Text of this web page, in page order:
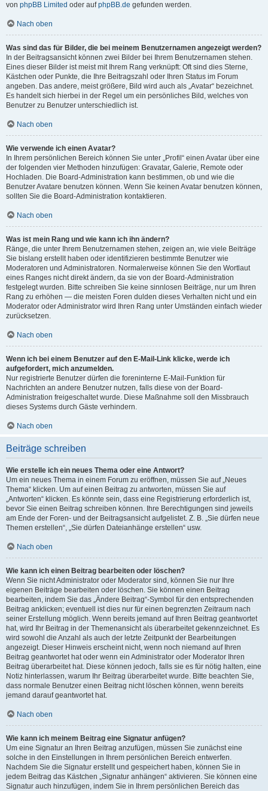
von phpBB Limited oder aufphpBB.de gefunden werden.
Nach oben
Was sind das für Bilder, die bei meinem Benutzernamen angezeigt werden?
In der Beitragsansicht können zwei Bilder bei Ihrem Benutzernamen stehen.
Eines dieser Bilder ist meist mit Ihrem Rang verknüpft: Oft sind dies Sterne,
Kästchen oder Punkte, die Ihre Beitragszahl oder Ihren Status im Forum
angeben. Das andere, meist größere, Bild wird auch als „Avatar“ bezeichnet.
Es handelt sich hierbei in der Regel um ein persönliches Bild, welches von
Benutzer zu Benutzer unterschiedlich ist.
Nach oben
Wie verwende ich einen Avatar?
In Ihrem persönlichen Bereich können Sie unter „Profil“ einen Avatar über eine
der folgenden vier Methoden hinzufügen: Gravatar, Galerie, Remote oder
Hochladen. Die Board-Administration kann bestimmen, ob und wie die
Benutzer Avatare benutzen können. Wenn Sie keinen Avatar benutzen können,
sollten Sie die Board-Administration kontaktieren.
Nach oben
Was ist mein Rang und wie kann ich ihn ändern?
Ränge, die unter Ihrem Benutzernamen stehen, zeigen an, wie viele Beiträge
Sie bislang erstellt haben oder identifizieren bestimmte Benutzer wie
Moderatoren und Administratoren. Normalerweise können Sie den Wortlaut
eines Ranges nicht direkt ändern, da sie von der Board-Administration
festgelegt wurden. Bitte schreiben Sie keine sinnlosen Beiträge, nur um Ihren
Rang zu erhöhen — die meisten Foren dulden dieses Verhalten nicht und ein
Moderator oder Administrator wird Ihren Rang unter Umständen einfach wieder
zurücksetzen.
Nach oben
Wenn ich bei einem Benutzer auf den E-Mail-Link klicke, werde ich
aufgefordert, mich anzumelden.
Nur registrierte Benutzer dürfen die foreninterne E-Mail-Funktion für
Nachrichten an andere Benutzer nutzen, falls diese von der Board-
Administration freigeschaltet wurde. Diese Maßnahme soll den Missbrauch
dieses Systems durch Gäste verhindern.
Nach oben
Beiträge schreiben
Wie erstelle ich ein neues Thema oder eine Antwort?
Um ein neues Thema in einem Forum zu eröffnen, müssen Sie auf „Neues
Thema“ klicken. Um auf einen Beitrag zu antworten, müssen Sie auf
„Antworten“ klicken. Es könnte sein, dass eine Registrierung erforderlich ist,
bevor Sie einen Beitrag schreiben können. Ihre Berechtigungen sind jeweils
am Ende der Foren- und der Beitragsansicht aufgelistet. Z. B. „Sie dürfen neue
Themen erstellen“, „Sie dürfen Dateianhänge erstellen“ usw.
Nach oben
Wie kann ich einen Beitrag bearbeiten oder löschen?
Wenn Sie nicht Administrator oder Moderator sind, können Sie nur Ihre
eigenen Beiträge bearbeiten oder löschen. Sie können einen Beitrag
bearbeiten, indem Sie das „Ändere Beitrag“-Symbol für den entsprechenden
Beitrag anklicken; eventuell ist dies nur für einen begrenzten Zeitraum nach
seiner Erstellung möglich. Wenn bereits jemand auf Ihren Beitrag geantwortet
hat, wird Ihr Beitrag in der Themenansicht als überarbeitet gekennzeichnet. Es
wird sowohl die Anzahl als auch der letzte Zeitpunkt der Bearbeitungen
angezeigt. Dieser Hinweis erscheint nicht, wenn noch niemand auf Ihren
Beitrag geantwortet hat oder wenn ein Administrator oder Moderator Ihren
Beitrag überarbeitet hat. Diese können jedoch, falls sie es für nötig halten, eine
Notiz hinterlassen, warum Ihr Beitrag überarbeitet wurde. Bitte beachten Sie,
dass normale Benutzer einen Beitrag nicht löschen können, wenn bereits
jemand darauf geantwortet hat.
Nach oben
Wie kann ich meinem Beitrag eine Signatur anfügen?
Um eine Signatur an Ihren Beitrag anzufügen, müssen Sie zunächst eine
solche in den Einstellungen in Ihrem persönlichen Bereich entwerfen.
Nachdem Sie die Signatur erstellt und gespeichert haben, können Sie in
jedem Beitrag das Kästchen „Signatur anhängen“ aktivieren. Sie können eine
Signatur auch hinzufügen, indem Sie in Ihrem persönlichen Bereich das